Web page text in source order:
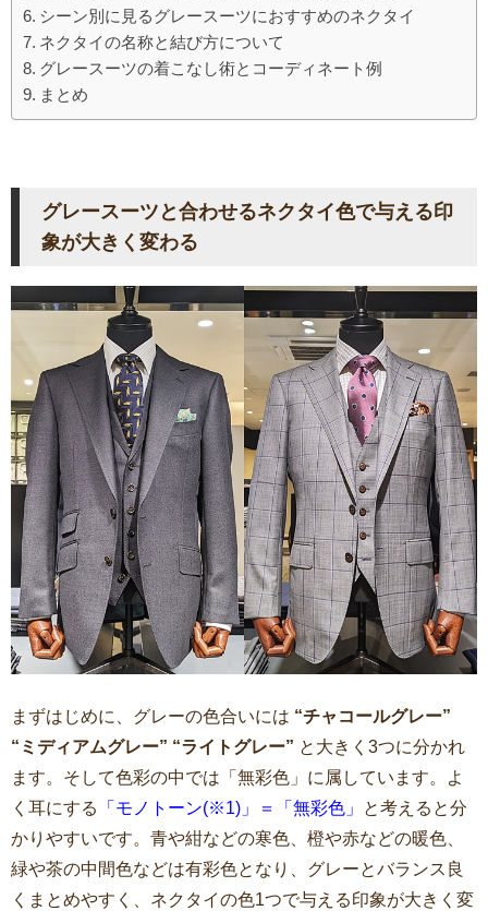
シーン別に見るグレースーツにおすすめのネクタイ
ネクタイの名称と結び方について
グレースーツの着こなし術とコーディネート例
まとめ
グレースーツと合わせるネクタイ色で与える印
象が大きく変わる
まずはじめに、グレーの色合いには “チャコールグレー”
“ミディアムグレー” “ライトグレー” と大きく3つに分かれ
ます。そして色彩の中では「無彩色」に属しています。よ
く耳にする
「モノトーン(※1)」＝「無彩色」
と考えると分
かりやすいです。青や紺などの寒色、橙や赤などの暖色、
緑や茶の中間色などは有彩色となり、グレーとバランス良
くまとめやすく、ネクタイの色1つで与える印象が大きく変